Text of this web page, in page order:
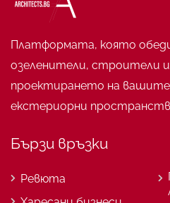
Платформата, която
озеленители, строители
проектирането на
екстериорни
Бързи връзки
Ревюта